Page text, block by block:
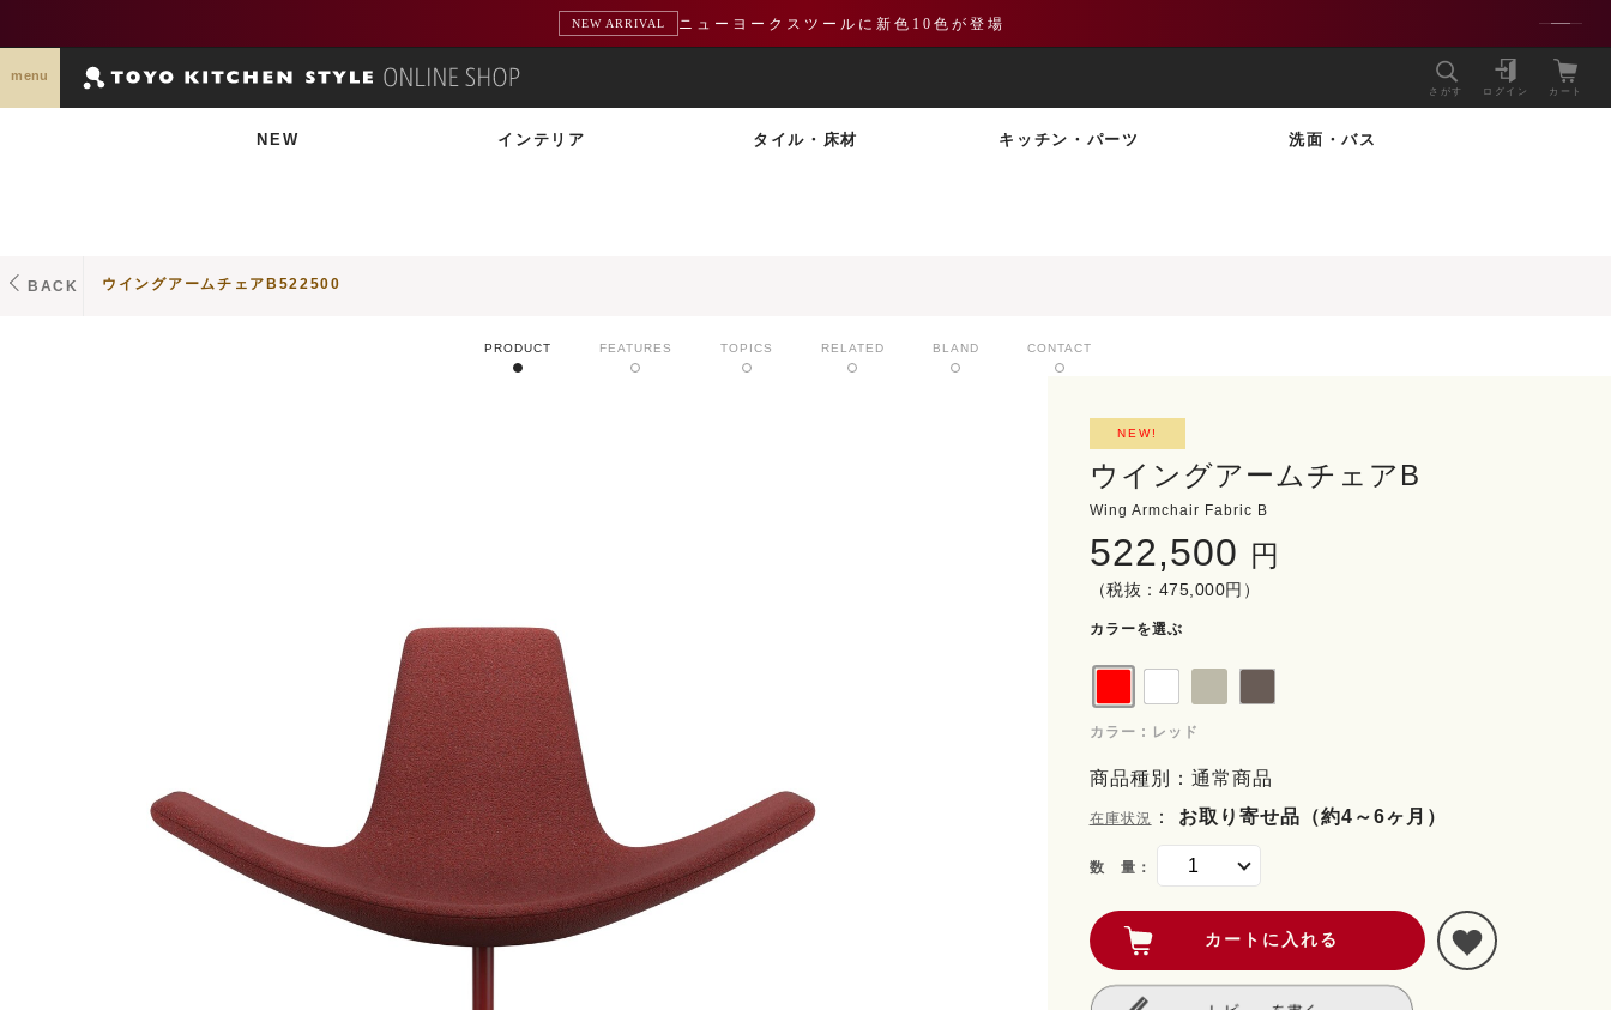
NEW ARRIVAL ニューヨークスツールに新色10色が登場
menu
さがす ログイン カート
NEW インテリア タイル・床材 キッチン・パーツ 洗面・バス
BACK ウイングアームチェアB522500
PRODUCT FEATURES TOPICS RELATED BLAND CONTACT
NEW!
ウイングアームチェアB
Wing Armchair Fabric B
522,500 円
（税抜：475,000円）
カラーを選ぶ
カラー : レッド
商品種別：通常商品
在庫状況 ： お取り寄せ品（約4～6ヶ月）
数 量：